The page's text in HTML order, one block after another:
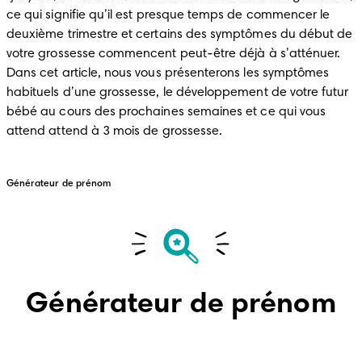
ce qui signifie qu’il est presque temps de commencer le
deuxième trimestre et certains des symptômes du début de
votre grossesse commencent peut-être déjà à s’atténuer.
Dans cet article, nous vous présenterons les symptômes
habituels d’une grossesse, le développement de votre futur
bébé au cours des prochaines semaines et ce qui vous
attend attend à 3 mois de grossesse.
Générateur de prénom
Générateur de prénom